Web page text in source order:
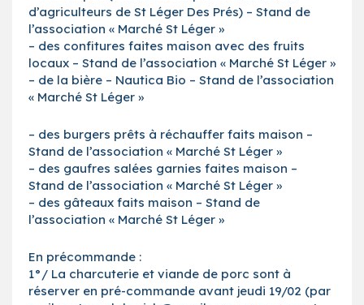
d’agriculteurs de St Léger Des Prés) – Stand de
l’association « Marché St Léger »
– des confitures faites maison avec des fruits
locaux – Stand de l’association « Marché St Léger »
– de la bière – Nautica Bio – Stand de l’association
« Marché St Léger »
– des burgers prêts à réchauffer faits maison –
Stand de l’association « Marché St Léger »
– des gaufres salées garnies faites maison –
Stand de l’association « Marché St Léger »
– des gâteaux faits maison – Stand de
l’association « Marché St Léger »
En précommande :
1°/ La charcuterie et viande de porc sont à
réserver en pré-commande avant jeudi 19/02 (par